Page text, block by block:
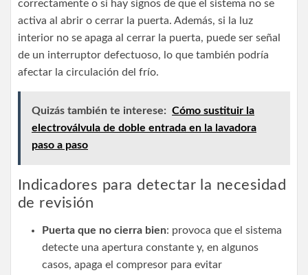
correctamente o si hay signos de que el sistema no se
activa al abrir o cerrar la puerta. Además, si la luz
interior no se apaga al cerrar la puerta, puede ser señal
de un interruptor defectuoso, lo que también podría
afectar la circulación del frío.
Quizás también te interese: Cómo sustituir la
electroválvula de doble entrada en la lavadora
paso a paso
Indicadores para detectar la necesidad
de revisión
Puerta que no cierra bien: provoca que el sistema
detecte una apertura constante y, en algunos
casos, apaga el compresor para evitar